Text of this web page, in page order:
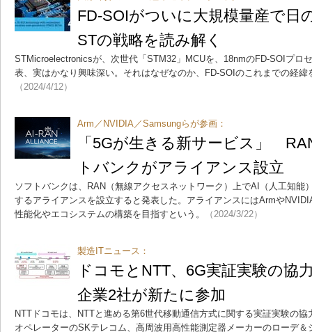
FD-SOIがついに大規模量産で
STの戦略を読み解く
STMicroelectronicsが、次世代「STM32」MCUを、18nmのFD-SOIプロ
表、実はかなり興味深い。それはなぜなのか、FD-SOIのこれまでの経
（2024/4/12）
Arm／NVIDIA／Samsungらが参画：
「5Gが生きる新サービス」
トバンクがアライアンス設立
ソフトバンクは、RAN（無線アクセスネットワーク）上でAI（人工知能
するアライアンスを設立すると発表した。アライアンスにはArmや
性能化やエコシステムの構築を目指すという。
（2024/3/22）
製造ITニュース：
ドコモとNTT、6G実証実験の
企業2社が新たに参加
NTTドコモは、NTTと進める第6世代移動通信方式に関する実証実験の
オペレーターのSKテレコム、高周波用高性能測定器メーカーのローデ